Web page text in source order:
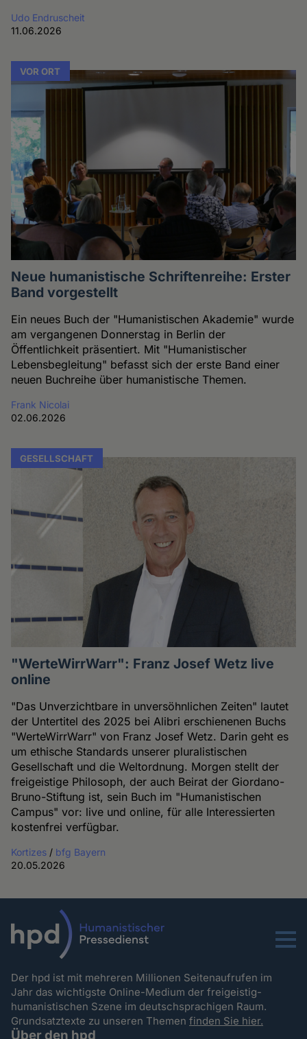
Udo Endruscheit
11.06.2026
VOR ORT
Neue humanistische Schriftenreihe: Erster
Band vorgestellt
Ein neues Buch der "Humanistischen Akademie" wurde
am vergangenen Donnerstag in Berlin der
Öffentlichkeit präsentiert. Mit "Humanistischer
Lebensbegleitung" befasst sich der erste Band einer
neuen Buchreihe über humanistische Themen.
Frank Nicolai
02.06.2026
GESELLSCHAFT
"WerteWirrWarr": Franz Josef Wetz live
online
"Das Unverzichtbare in unversöhnlichen Zeiten" lautet
der Untertitel des 2025 bei Alibri erschienenen Buchs
"WerteWirrWarr" von Franz Josef Wetz. Darin geht es
um ethische Standards unserer pluralistischen
Gesellschaft und die Weltordnung. Morgen stellt der
freigeistige Philosoph, der auch Beirat der Giordano-
Bruno-Stiftung ist, sein Buch im "Humanistischen
Campus" vor: live und online, für alle Interessierten
kostenfrei verfügbar.
Kortizes / bfg Bayern
20.05.2026
Menu
Der hpd ist mit mehreren Millionen Seitenaufrufen im
Jahr das wichtigste Online-Medium der freigeistig-
humanistischen Szene im deutschsprachigen Raum.
Grundsatztexte zu unseren Themenfinden Sie hier.
Über den hpd